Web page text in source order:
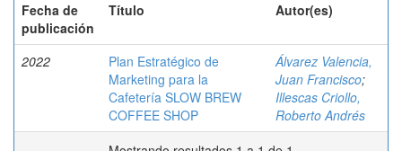
Fecha de
publicación
Título Autor(es)
2022
Plan Estratégico de
Marketing para la
Cafetería SLOW BREW
COFFEE SHOP
Álvarez Valencia,
Juan Francisco;
Illescas Criollo,
Roberto Andrés